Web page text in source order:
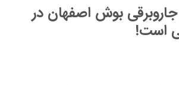
بوش اصفهان در
است!